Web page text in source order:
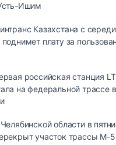
Ишим
Казахстана с
поднимет плату за
российская станция
на федеральной трассе в
области в
участок трассы М-5